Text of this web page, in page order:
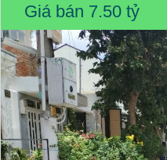
Giá bán 7.50 tỷ